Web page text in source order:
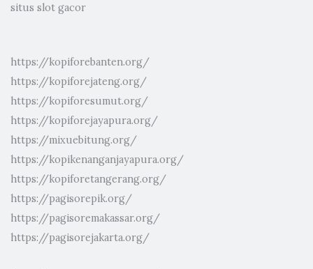
situs slot gacor
https://kopiforebanten.org/
https://kopiforejateng.org/
https://kopiforesumut.org/
https://kopiforejayapura.org/
https://mixuebitung.org/
https://kopikenanganjayapura.org/
https://kopiforetangerang.org/
https://pagisorepik.org/
https://pagisoremakassar.org/
https://pagisorejakarta.org/